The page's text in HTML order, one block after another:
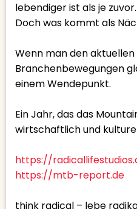
lebendiger ist als je zuvor.
Doch was kommt als
Wenn man den
Branchenbewegungen
einem Wendepunkt.
Ein Jahr, das das
wirtschaftlich und
https://
⁠https://mtb-report.de⁠
think radical – lebe